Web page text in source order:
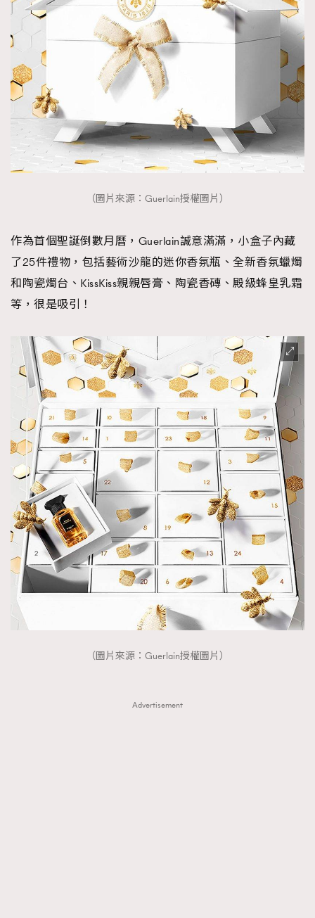
（圖片來源：Guerlain授權圖片）
作為首個聖誕倒數月曆，Guerlain誠意滿滿，小盒子內藏
了25件禮物，包括藝術沙龍的迷你香氛瓶、全新香氛蠟燭
和陶瓷燭台、KissKiss親親唇膏、陶瓷香磚、殿級蜂皇乳霜
等，很是吸引！
（圖片來源：Guerlain授權圖片）
Advertisement